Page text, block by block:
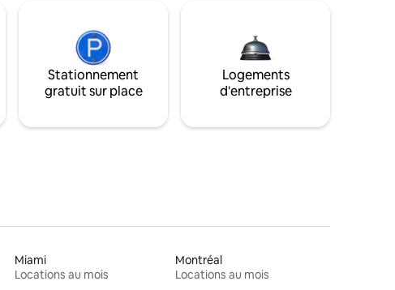
Stationnement
gratuit sur place
Logements
d'entreprise
Miami
Locations au mois
Montréal
Locations au mois